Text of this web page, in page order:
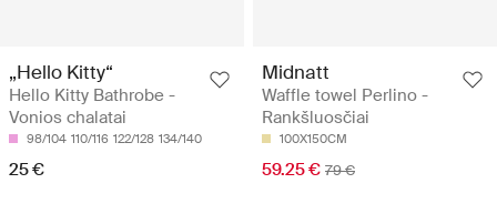
„Hello Kitty“
Hello Kitty Bathrobe -
Vonios chalatai
98/104 110/116 122/128 134/140
25 €
Midnatt
Waffle towel Perlino -
Rankšluosčiai
100X150CM
59.25 € 79 €